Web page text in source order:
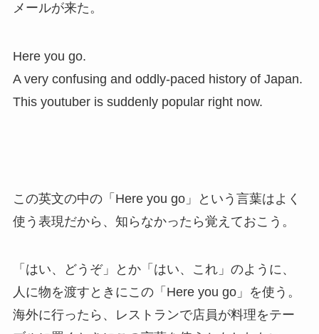
メールが来た。
Here you go.
A very confusing and oddly-paced history of Japan.
This youtuber is suddenly popular right now.
この英文の中の「Here you go」という言葉はよく
使う表現だから、知らなかったら覚えておこう。
「はい、どうぞ」とか「はい、これ」のように、
人に物を渡すときにこの「Here you go」を使う。
海外に行ったら、レストランで店員が料理をテー